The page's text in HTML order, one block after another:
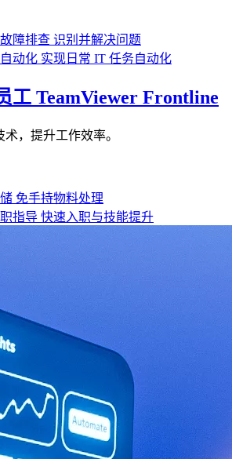
障排查 识别并解决问题
动化 实现日常 IT 任务自动化
工 TeamViewer Frontline
，提升工作效率。
免手持物料处理
指导 快速入职与技能提升